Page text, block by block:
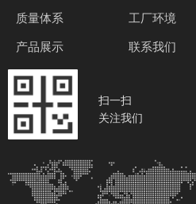
扫一扫
关注我们
质量体系
产品展示
工厂环境
联系我们